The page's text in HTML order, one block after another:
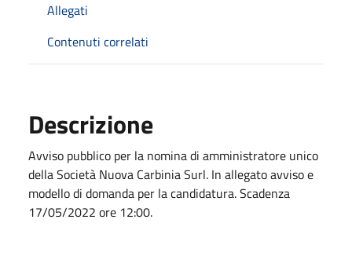
Allegati
Contenuti correlati
Descrizione
Avviso pubblico per la nomina di amministratore unico
della Società Nuova Carbinia Surl. In allegato avviso e
modello di domanda per la candidatura. Scadenza
17/05/2022 ore 12:00.